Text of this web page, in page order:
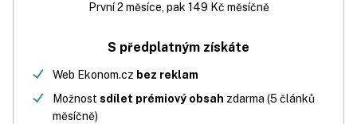
První 2 měsíce, pak 149 Kč měsíčně
S předplatným získáte
Web Ekonom.cz bez reklam
Možnost sdílet prémiový obsah zdarma (5 článků
měsíčně)